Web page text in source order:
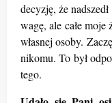
decyzję, że
wagę, ale całe
własnej osoby.
nikomu. To był
tego.